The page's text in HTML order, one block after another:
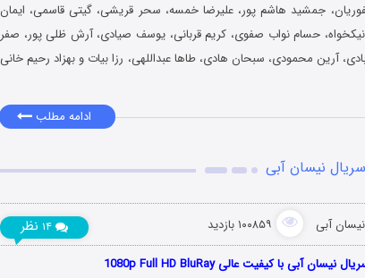
جمشید هاشم پور، علیرضا خمسه، سحر قریشی، گیتی قاسمی، ایمان
حسام نواب صفوی، کریم قربانی، یوسف صیادی، آرش ظلی پور، صفر
آرین محمودی، سبحان هادی، طاها عبداللهی، رزا بیات و بهزاد رحیم خانی
ادامه مطلب
نیسان آبی ۱۰۰۸۵۹ بازدید ۱۴ نظر